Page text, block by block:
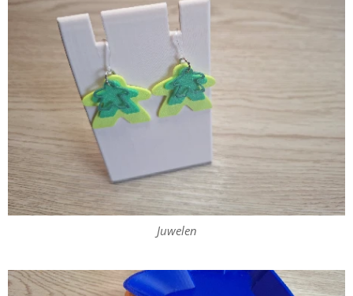
Juwelen